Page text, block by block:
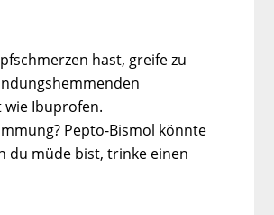
hast, greife zu
wie Ibuprofen.
Pepto-Bismol könnte
du müde bist, trinke einen